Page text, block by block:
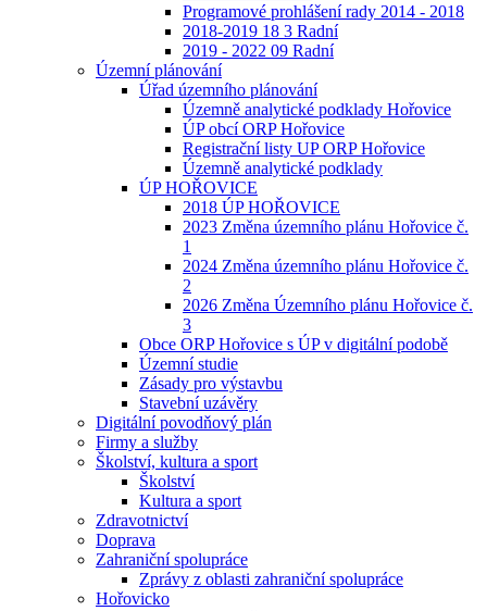
Programové prohlášení rady 2014 - 2018
2018-2019 18 3 Radní
2019 - 2022 09 Radní
Územní plánování
Úřad územního plánování
Územně analytické podklady Hořovice
ÚP obcí ORP Hořovice
Registrační listy UP ORP Hořovice
Územně analytické podklady
ÚP HOŘOVICE
2018 ÚP HOŘOVICE
2023 Změna územního plánu Hořovice č.
1
2024 Změna územního plánu Hořovice č.
2
2026 Změna Územního plánu Hořovice č.
3
Obce ORP Hořovice s ÚP v digitální podobě
Územní studie
Zásady pro výstavbu
Stavební uzávěry
Digitální povodňový plán
Firmy a služby
Školství, kultura a sport
Školství
Kultura a sport
Zdravotnictví
Doprava
Zahraniční spolupráce
Zprávy z oblasti zahraniční spolupráce
Hořovicko